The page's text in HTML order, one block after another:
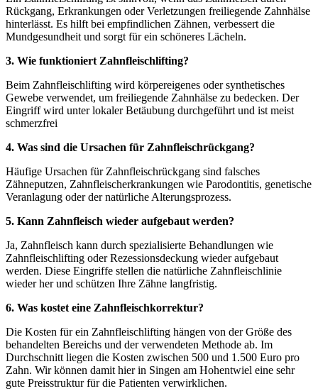
Rückgang, Erkrankungen oder Verletzungen freiliegende Zahnhälse
hinterlässt. Es hilft bei empfindlichen Zähnen, verbessert die
Mundgesundheit und sorgt für ein schöneres Lächeln.
3. Wie funktioniert Zahnfleischlifting?
Beim Zahnfleischlifting wird körpereigenes oder synthetisches
Gewebe verwendet, um freiliegende Zahnhälse zu bedecken. Der
Eingriff wird unter lokaler Betäubung durchgeführt und ist meist
schmerzfrei
4. Was sind die Ursachen für Zahnfleischrückgang?
Häufige Ursachen für Zahnfleischrückgang sind falsches
Zähneputzen, Zahnfleischerkrankungen wie Parodontitis, genetische
Veranlagung oder der natürliche Alterungsprozess.
5. Kann Zahnfleisch wieder aufgebaut werden?
Ja, Zahnfleisch kann durch spezialisierte Behandlungen wie
Zahnfleischlifting oder Rezessionsdeckung wieder aufgebaut
werden. Diese Eingriffe stellen die natürliche Zahnfleischlinie
wieder her und schützen Ihre Zähne langfristig.
6. Was kostet eine Zahnfleischkorrektur?
Die Kosten für ein Zahnfleischlifting hängen von der Größe des
behandelten Bereichs und der verwendeten Methode ab. Im
Durchschnitt liegen die Kosten zwischen 500 und 1.500 Euro pro
Zahn. Wir können damit hier in Singen am Hohentwiel eine sehr
gute Preisstruktur für die Patienten verwirklichen.